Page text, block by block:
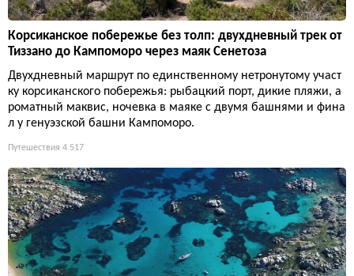
Корсиканское побережье без толп: двухдневный трек от
Тиззано до Кампоморо через маяк Сенетоза
Двухдневный маршрут по единственному нетронутому участ
ку корсиканского побережья: рыбацкий порт, дикие пляжи, а
роматный маквис, ночевка в маяке с двумя башнями и фина
л у генуэзской башни Кампоморо.
Путешествия 4 517